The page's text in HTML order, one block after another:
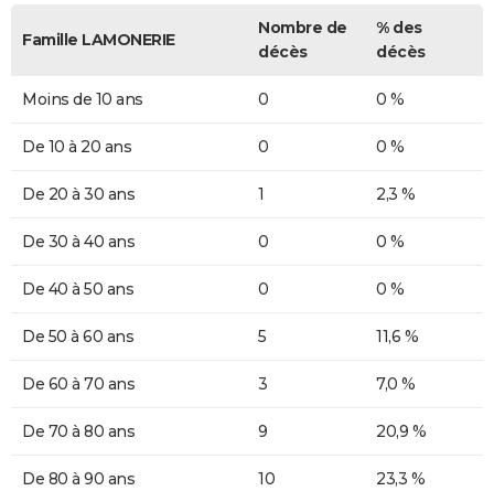
Famille LAMONERIE
Nombre de
décès
% des
décès
Moins de 10 ans 0 0 %
De 10 à 20 ans 0 0 %
De 20 à 30 ans 1 2,3 %
De 30 à 40 ans 0 0 %
De 40 à 50 ans 0 0 %
De 50 à 60 ans 5 11,6 %
De 60 à 70 ans 3 7,0 %
De 70 à 80 ans 9 20,9 %
De 80 à 90 ans 10 23,3 %